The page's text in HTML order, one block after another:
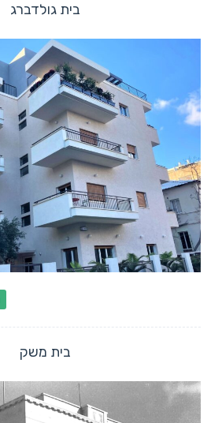
בית גולדברג
בית משק